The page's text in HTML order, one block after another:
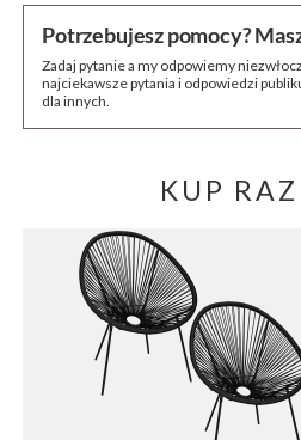
Potrzebujesz pomocy?
Zadaj pytanie a my odpowiemy
najciekawsze pytania i odpowiedzi
dla innych.
KUP